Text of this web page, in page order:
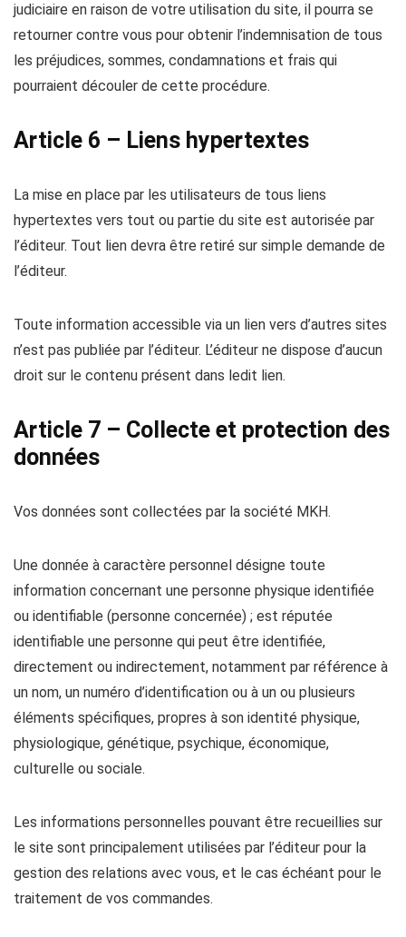
judiciaire en raison de votre utilisation du site, il pourra se
retourner contre vous pour obtenir l’indemnisation de tous
les préjudices, sommes, condamnations et frais qui
pourraient découler de cette procédure.
Article 6 – Liens hypertextes
La mise en place par les utilisateurs de tous liens
hypertextes vers tout ou partie du site est autorisée par
l’éditeur. Tout lien devra être retiré sur simple demande de
l’éditeur.
Toute information accessible via un lien vers d’autres sites
n’est pas publiée par l’éditeur. L’éditeur ne dispose d’aucun
droit sur le contenu présent dans ledit lien.
Article 7 – Collecte et protection des
données
Vos données sont collectées par la société MKH.
Une donnée à caractère personnel désigne toute
information concernant une personne physique identifiée
ou identifiable (personne concernée) ; est réputée
identifiable une personne qui peut être identifiée,
directement ou indirectement, notamment par référence à
un nom, un numéro d’identification ou à un ou plusieurs
éléments spécifiques, propres à son identité physique,
physiologique, génétique, psychique, économique,
culturelle ou sociale.
Les informations personnelles pouvant être recueillies sur
le site sont principalement utilisées par l’éditeur pour la
gestion des relations avec vous, et le cas échéant pour le
traitement de vos commandes.